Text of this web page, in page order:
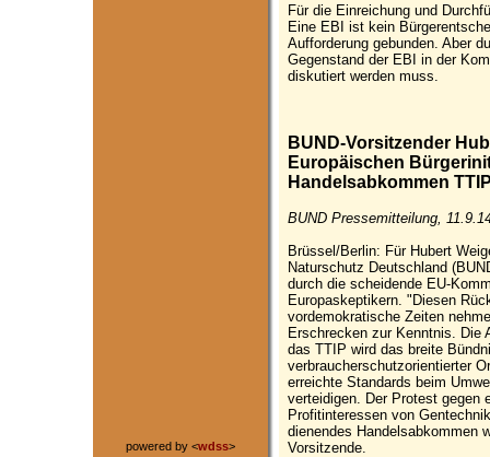
powered by <wdss>
Für die Einreichung und
Eine EBI ist kein
Aufforderung gebunden. Aber
Gegenstand der EBI in der
diskutiert werden muss.
BUND-Vorsitzender
Europäischen
Handelsabkommen
BUND Pressemitteilung,
Brüssel/Berlin: Für Hubert
Naturschutz Deutschland
durch die scheidende EU-
Europaskeptikern. "Diesen
vordemokratische Zeiten
Erschrecken zur Kenntnis. Die
das TTIP wird das breite
verbraucherschutzorientierter
erreichte Standards beim
verteidigen. Der Protest gegen
Profitinteressen von
dienendes Handelsabkommen
Vorsitzende.